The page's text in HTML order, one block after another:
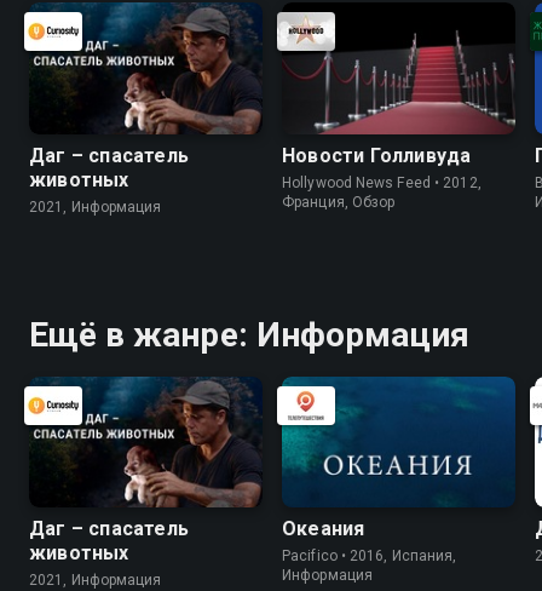
Даг – спасатель
животных
2021, Информация
Новости Голливуда
Hollywood News Feed • 2012,
Франция, Обзор
Ещё в жанре: Информация
Даг – спасатель
животных
2021, Информация
Океания
Pacifico • 2016, Испания,
Информация